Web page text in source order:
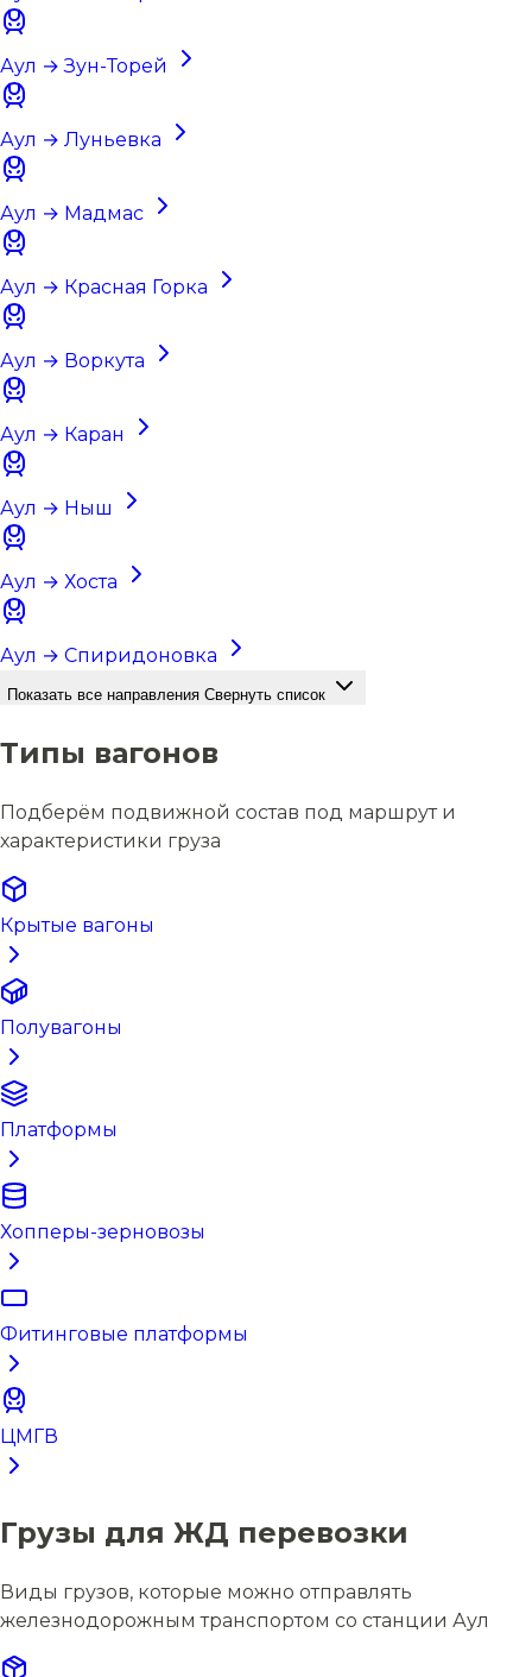
Аул → Зун-Торей
Аул → Луньевка
Аул → Мадмас
Аул → Красная Горка
Аул → Воркута
Аул → Каран
Аул → Ныш
Аул → Хоста
Аул → Спиридоновка
Показать все направления Свернуть список
Типы вагонов
Подберём подвижной состав под маршрут и
характеристики груза
Крытые вагоны
Полувагоны
Платформы
Хопперы-зерновозы
Фитинговые платформы
ЦМГВ
Грузы для ЖД перевозки
Виды грузов, которые можно отправлять
железнодорожным транспортом со станции Аул